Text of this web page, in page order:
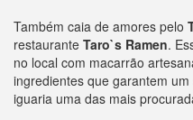
Também caia de amores pelo
restaurante Taro`s Ramen.
no local com macarrão
ingredientes que garantem
iguaria uma das mais